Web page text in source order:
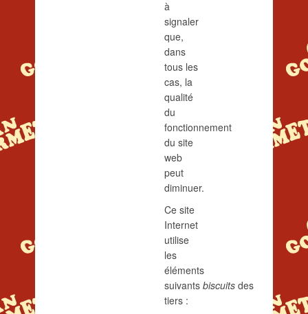
à
signaler
que,
dans
tous les
cas, la
qualité
du
fonctionnement
du site
web
peut
diminuer.
Ce site
Internet
utilise
les
éléments
suivants biscuitsdes
tiers :